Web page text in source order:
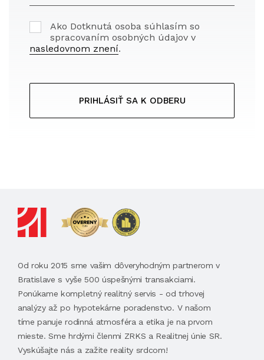
Ako Dotknutá osoba súhlasím so
spracovaním osobných údajov v
nasledovnom znení.
PRIHLÁSIŤ SA K ODBERU
Od roku 2015 sme vašim dôveryhodným partnerom v
Bratislave s vyše 500 úspešnými transakciami.
Ponúkame kompletný realitný servis - od trhovej
analýzy až po hypotekárne poradenstvo. V našom
tíme panuje rodinná atmosféra a etika je na prvom
mieste. Sme hrdými členmi ZRKS a Realitnej únie SR.
Vyskúšajte nás a zažite reality srdcom!